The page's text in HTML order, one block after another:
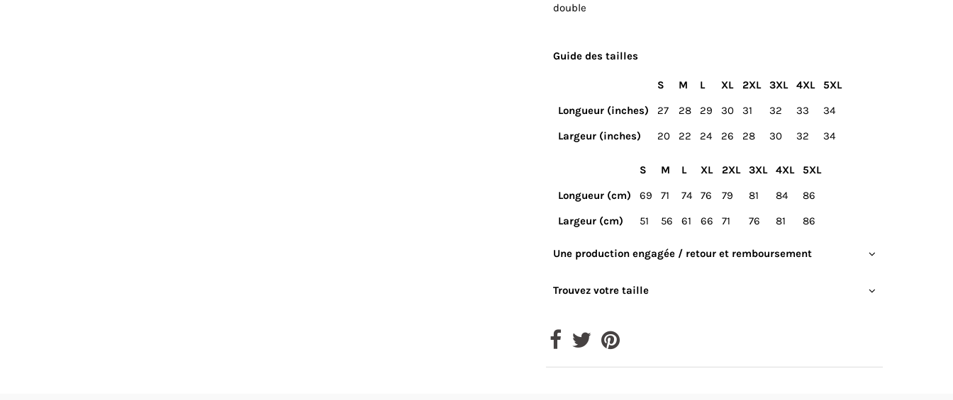
double
Guide des tailles
S M L XL 2XL 3XL 4XL
5XL
Longueur (inches)
27 28 29 30 31 32 33
34
Largeur (inches)
20 22 24 26 28 30 32 34
S M L XL 2XL 3XL 4XL
5XL
Longueur (cm)
69 71 74 76 79 81 84
86
Largeur (cm)
51 56 61 66 71 76 81 86
Une production engagée / retour et remboursement
Trouvez votre taille